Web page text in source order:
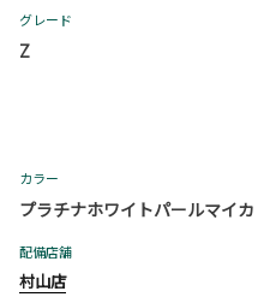
グレード
Z
カラー
プラチナホワイトパールマイカ
配備店舗
村山店